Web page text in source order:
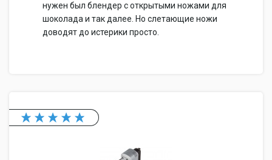
нужен был блендер с открытыми ножами для
шоколада и так далее. Но слетающие ножи
доводят до истерики просто.